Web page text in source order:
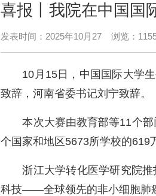
喜报丨我院在中国国
发表时间：2025年10月27 浏览：
10 月 15日，中国国际大学
致辞，河南省委书记刘宁致辞。
本次大赛由教育部等11个
个国家和地区5673所学校的619
浙江大学转化医学研究院
科技——全球领先的非小细胞肺